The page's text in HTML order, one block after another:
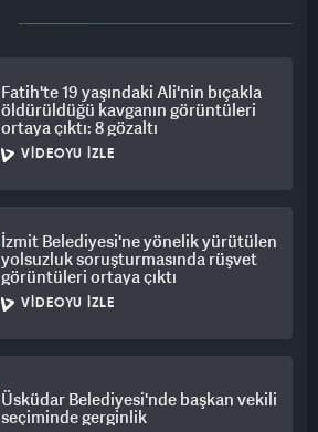
Fatih'te 19 yaşındaki Ali'nin bıçakla
öldürüldüğü kavganın görüntüleri
ortaya çıktı: 8 gözaltı
VIDEOYU İZLE
İzmit Belediyesi'ne yönelik yürütülen
yolsuzluk soruşturmasında rüşvet
görüntüleri ortaya çıktı
VIDEOYU İZLE
Üsküdar Belediyesi'nde başkan vekili
seçiminde gerginlik